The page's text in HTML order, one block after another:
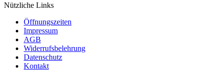
Nützliche Links
Öffnungszeiten
Impressum
AGB
Widerrufsbelehrung
Datenschutz
Kontakt